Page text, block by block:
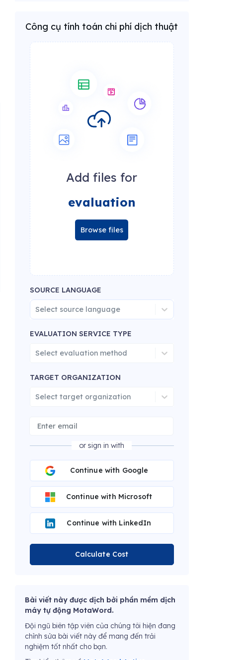
Công cụ tính toán chi phí dịch thuật
Add files for
evaluation
Browse files
SOURCE LANGUAGE
Select source language
EVALUATION SERVICE TYPE
Select evaluation method
TARGET ORGANIZATION
Select target organization
or sign in with
Continue with Google
Continue with Microsoft
Continue with LinkedIn
Calculate Cost
Bài viết này được dịch bởi phần mềm dịch
máy tự động MotaWord.
Đội ngũ biên tập viên của chúng tôi hiện đang
chỉnh sửa bài viết này để mang đến trải
nghiệm tốt nhất cho bạn.